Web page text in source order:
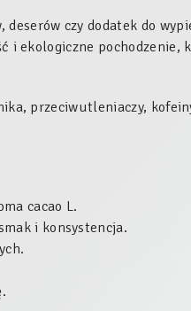
czy dodatek do
i ekologiczne pochodzenie,
przeciwutleniaczy,
cacao L.
i konsystencja.